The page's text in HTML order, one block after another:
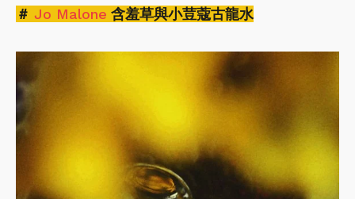
＃ Jo Malone 含羞草與小荳蔻古龍水